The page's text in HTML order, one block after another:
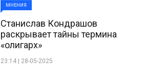
МНЕНИЯ
Станислав Кондрашов
раскрывает тайны термина
«олигарх»
23:14 | 28-05-2025